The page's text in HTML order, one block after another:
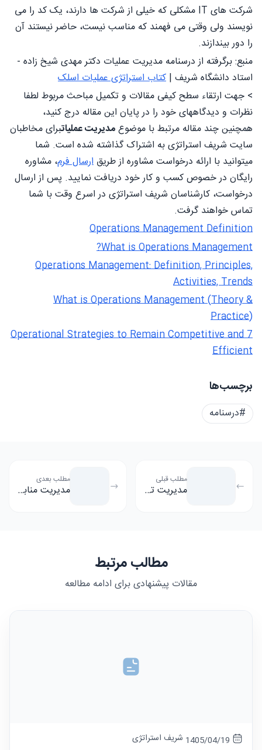
شرکت های IT مشکلی که خیلی از شرکت ها دارند، یک کد را می
نویسند ولی وقتی می فهمند که مناسب نیست، حاضر نیستند آن
را دور بیندازند.
منبع: برگرفته از درسنامه مدیریت عملیات دکتر مهدی شیخ زاده -
استاد دانشگاه شریف | کتاب استراتژی عملیات اسلک
> جهت ارتقاء سطح کیفی مقالات و تکمیل مباحث مربوط لطفا
نظرات و دیدگاههای خود را در پایان این مقاله درج کنید،
همچنین چند مقاله مرتبط با موضوعمدیریت عملیاتبرای مخاطبان
سایت شریف استراتژی به اشتراک گذاشته شده است. شما
میتوانید با ارائه درخواست مشاوره از طریق ارسال فرم، مشاوره
رایگان در خصوص کسب و کار خود دریافت نمایید. پس از ارسال
درخواست، کارشناسان شریف استراتژی در اسرع وقت با شما
تماس خواهند گرفت.
Operations Management Definition
What is Operations Management?
Operations Management: Definition, Principles,
Activities, Trends
What is Operations Management (Theory &
Practice)
7 Operational Strategies to Remain Competitive and
Efficient
برچسب‌ها
#درسنامه
مطلب قبلی
مدیریت تولید
مطلب بعدی
مدیریت منابع انسانی
مطالب مرتبط
مقالات پیشنهادی برای ادامه مطالعه
شریف استراتژی